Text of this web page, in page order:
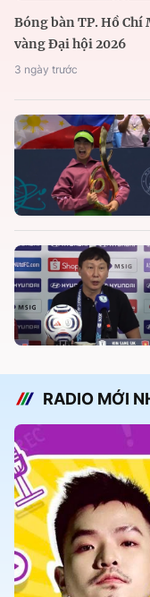
Bóng bàn TP. Hồ
vàng Đại hội 2026
3 ngày trước
RADIO MỚI